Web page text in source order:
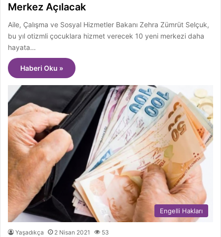
Merkez Açılacak
Aile, Çalışma ve Sosyal Hizmetler Bakanı Zehra Zümrüt Selçuk,
bu yıl otizmli çocuklara hizmet verecek 10 yeni merkezi daha
hayata…
Haberi Oku »
Engelli Hakları
Yaşadıkça 2 Nisan 2021 53